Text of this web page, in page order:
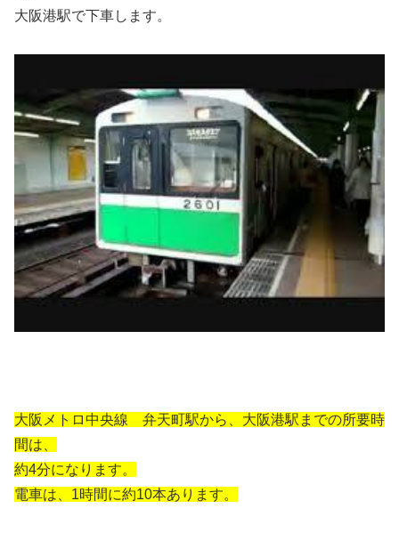
大阪港駅で下車します。
大阪メトロ中央線 弁天町駅から、大阪港駅までの所要時
間は、
約4分になります。
電車は、1時間に約10本あります。